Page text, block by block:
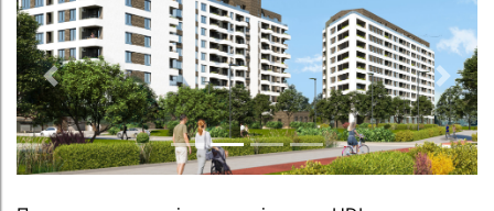
Previous Next